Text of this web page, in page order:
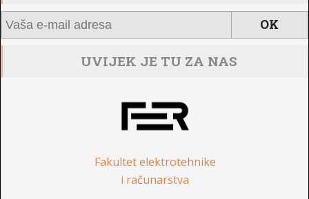
UVIJEK JE TU ZA NAS
Fakultet elektrotehnike
i računarstva